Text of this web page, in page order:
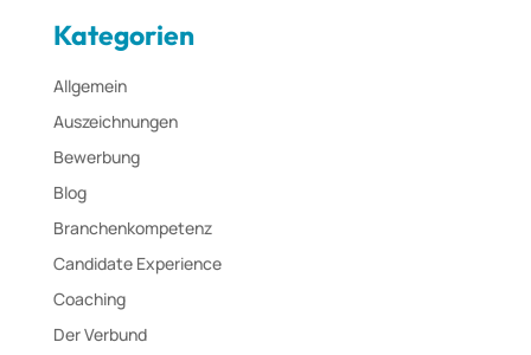
Kategorien
Allgemein
Auszeichnungen
Bewerbung
Blog
Branchenkompetenz
Candidate Experience
Coaching
Der Verbund